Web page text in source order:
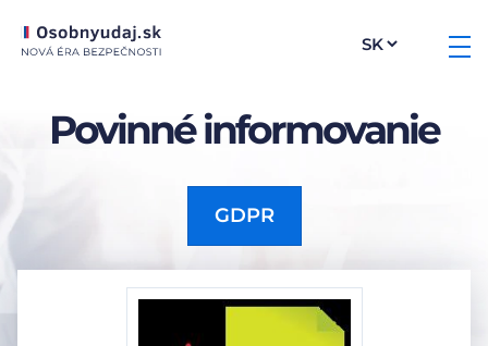
Povinné informovanie
GDPR